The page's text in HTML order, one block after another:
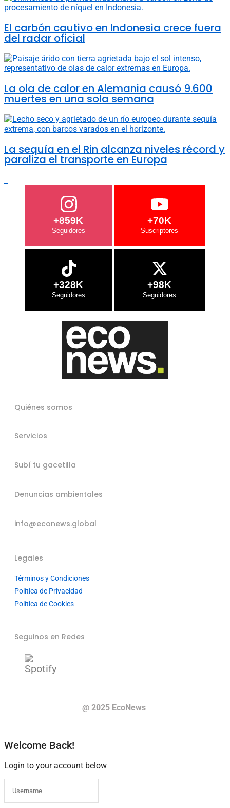
El carbón cautivo en Indonesia crece fuera
del radar oficial
La ola de calor en Alemania causó 9.600
muertes en una sola semana
La sequía en el Rin alcanza niveles récord y
paraliza el transporte en Europa
+859K +70K
+328K +98K
Quiénes somos
Servicios
Subí tu gacetilla
Denuncias ambientales
info@econews.global
Legales
Términos y Condiciones
Política de Privacidad
Política de Cookies
Seguinos en Redes
@ 2025 EcoNews
Welcome Back!
Login to your account below